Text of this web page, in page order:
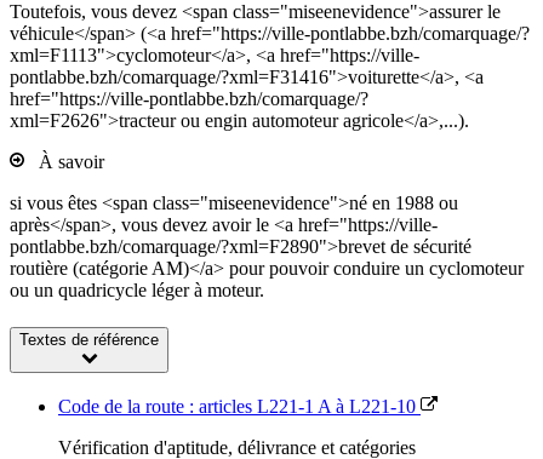
Toutefois, vous devez <span class="miseenevidence">assurer le
véhicule</span> (<a href="https://ville-pontlabbe.bzh/comarquage/?
xml=F1113">cyclomoteur</a>, <a href="https://ville-
pontlabbe.bzh/comarquage/?xml=F31416">voiturette</a>, <a
href="https://ville-pontlabbe.bzh/comarquage/?
xml=F2626">tracteur ou engin automoteur agricole</a>,...).
À savoir
si vous êtes <span class="miseenevidence">né en 1988 ou
après</span>, vous devez avoir le <a href="https://ville-
pontlabbe.bzh/comarquage/?xml=F2890">brevet de sécurité
routière (catégorie AM)</a> pour pouvoir conduire un cyclomoteur
ou un quadricycle léger à moteur.
Textes de référence
Code de la route : articles L221-1 A à L221-10
Vérification d'aptitude, délivrance et catégories